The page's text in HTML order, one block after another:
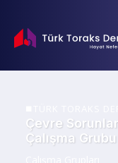
Çevre
Çalışma Grubu